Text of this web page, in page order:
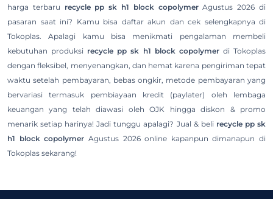
harga terbaru recycle pp sk h1 block copolymerAgustus 2026 di
pasaran saat ini? Kamu bisa daftar akun dan cek selengkapnya di
Tokoplas. Apalagi kamu bisa menikmati pengalaman membeli
kebutuhan produksi recycle pp sk h1 block copolymerdi Tokoplas
dengan fleksibel, menyenangkan, dan hemat karena pengiriman tepat
waktu setelah pembayaran, bebas ongkir, metode pembayaran yang
bervariasi termasuk pembiayaan kredit (paylater) oleh lembaga
keuangan yang telah diawasi oleh OJK hingga diskon & promo
menarik setiap harinya! Jadi tunggu apalagi? Jual & beli recycle pp sk
h1 block copolymer Agustus 2026 online kapanpun dimanapun di
Tokoplas sekarang!